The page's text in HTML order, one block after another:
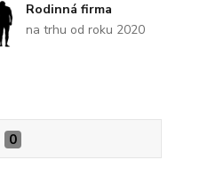
Rodinná firma
na trhu od roku 2020
0